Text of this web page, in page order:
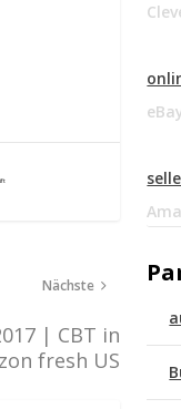
Nächste
| CBT in
fresh US